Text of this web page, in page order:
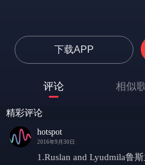
下载APP
评论 相似
精彩评论
hotspot
2016年9月30日
1.Ruslan and Lyudmila鲁